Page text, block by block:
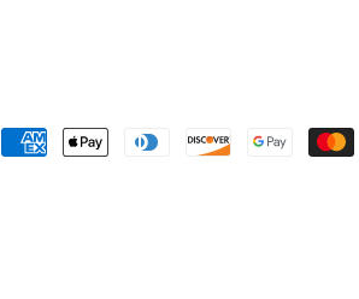
Moyens